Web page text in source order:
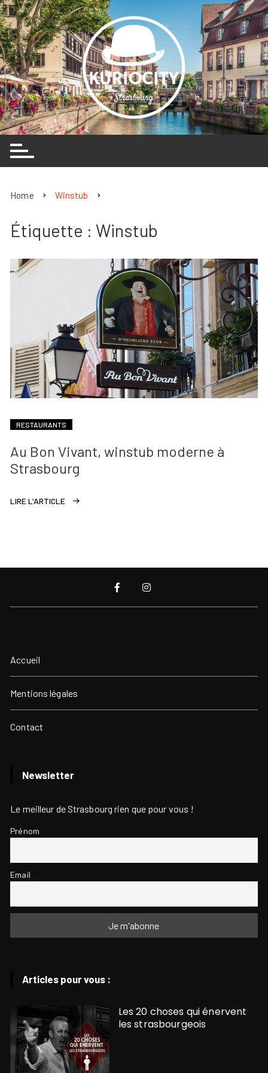
Skip
to
content
Home Winstub
Étiquette :Winstub
RESTAURANTS
Au Bon Vivant, winstub moderne à
Strasbourg
LIRE L'ARTICLE
Accueil
Mentions légales
Contact
Newsletter
Le meilleur de Strasbourg rien que pour vous !
Prénom
Email
Articles pour vous :
Les 20 choses qui énervent
les strasbourgeois